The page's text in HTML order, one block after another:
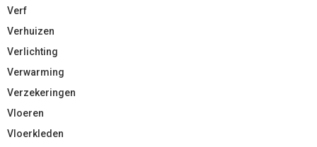
Verf
Verhuizen
Verlichting
Verwarming
Verzekeringen
Vloeren
Vloerkleden